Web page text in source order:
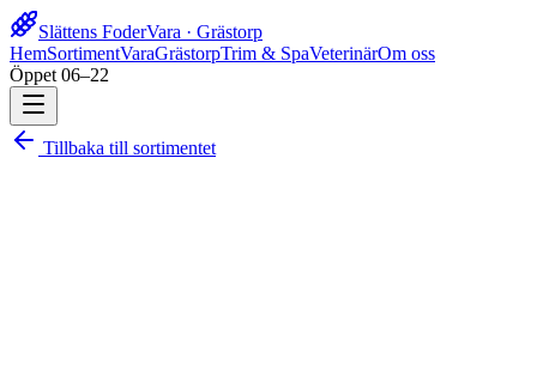
Slättens FoderVara · Grästorp
HemSortimentVaraGrästorpTrim & SpaVeterinärOm oss
Öppet 06–22
Tillbaka till sortimentet